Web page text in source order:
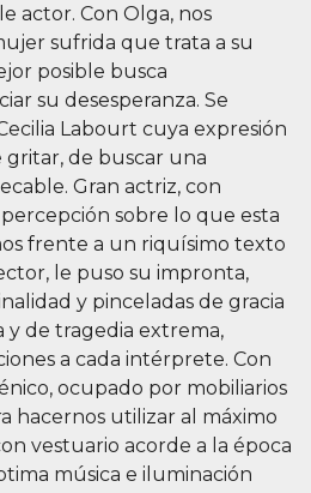
actor. Con Olga, nos
sufrida que trata a su
posible busca
su desesperanza. Se
Labourt cuya expresión
gritar, de buscar una
Gran actriz, con
sobre lo que esta
frente a un riquísimo texto
le puso su impronta,
y pinceladas de gracia
y de tragedia extrema,
a cada intérprete. Con
ocupado por mobiliarios
hacernos utilizar al máximo
vestuario acorde a la época
música e iluminación